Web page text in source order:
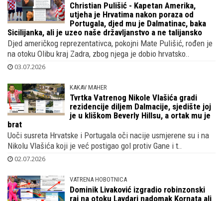
Christian Pulišić - Kapetan Amerika,
utjeha je Hrvatima nakon poraza od
Portugala, djed mu je Dalmatinac, baka
Sicilijanka, ali je uzeo naše državljanstvo a ne talijansko
Djed američkog reprezentativca, pokojni Mate Pulišić, rođen je
na otoku Olibu kraj Zadra, zbog njega je dobio hrvatsko..
03.07.2026
KAKAV MAHER
Tvrtka Vatrenog Nikole Vlašića gradi
rezidencije diljem Dalmacije, sjedište joj
je u kliškom Beverly Hillsu, a ortak mu je
brat
Uoči susreta Hrvatske i Portugala oči nacije usmjerene su i na
Nikolu Vlašića koji je već postigao gol protiv Gane i t..
02.07.2026
VATRENA HOBOTNICA
Dominik Livaković izgradio robinzonski
raj na otoku Lavdari nadomak Kornata ali